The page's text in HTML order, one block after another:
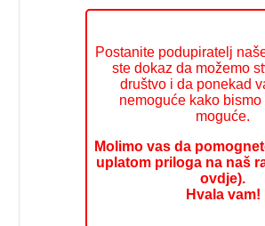
Postanite podupiratelj
ste dokaz da možemo
društvo i da ponekad
nemoguće kako
moguće.
Molimo vas da
uplatom priloga na naš
ovdje).
Hvala vam!